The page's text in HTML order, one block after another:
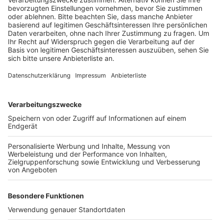
Anzeige
An der Gründungsveranstaltung im Bedburger Schloss
haben knapp 50 Bedburger teilgenommen, außerdem
stemmen und so die Partnerschaften mit Leben zu
füllen. Dazu sollen im nächsten Schritt für jede
Städtepartnerschaft ein Arbeitskreis gegründet
werden. Derzeit hat Bedburg drei Partnerstädte:
Vetschau in Brandenburg, Pardes Hanna-Karkur in
Israel und Mykolajiw in der Ukraine.